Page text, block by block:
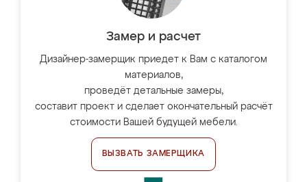
Замер и расчет
Дизайнер-замерщик приедет к Вам с каталогом
материалов,
проведёт детальные замеры,
составит проект и сделает окончательный расчёт
стоимости Вашей будущей мебели.
ВЫЗВАТЬ ЗАМЕРЩИКА